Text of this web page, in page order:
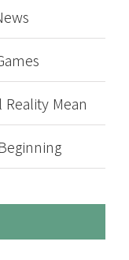
Mean